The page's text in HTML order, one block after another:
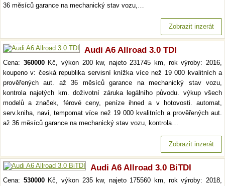
36 měsíců garance na mechanický stav vozu,…
Zobrazit inzerát
Audi A6 Allroad 3.0 TDI
Cena: 360000Kč, výkon 200 kw, najeto 231745 km, rok výroby: 2016,
koupeno v: česká republika servisní knížka více než 19 000 kvalitních a
prověřených aut. až 36 měsíců garance na mechanický stav vozu,
kontrola najetých km. doživotní záruka legálního původu. výkup všech
modelů a značek, férové ceny, peníze ihned a v hotovosti. automat,
serv.kniha, navi, tempomat více než 19 000 kvalitních a prověřených aut.
až 36 měsíců garance na mechanický stav vozu, kontrola…
Zobrazit inzerát
Audi A6 Allroad 3.0 BiTDI
Cena: 530000Kč, výkon 235 kw, najeto 175560 km, rok výroby: 2018,